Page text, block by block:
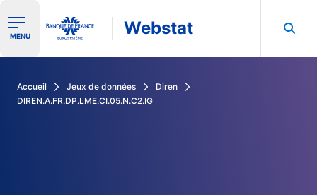
Ouvrir le menu de navigation
MENU Webstat
Accueil Jeux de données
Diren
DIREN.A.FR.DP.LME.CI.05.N.C2.IG